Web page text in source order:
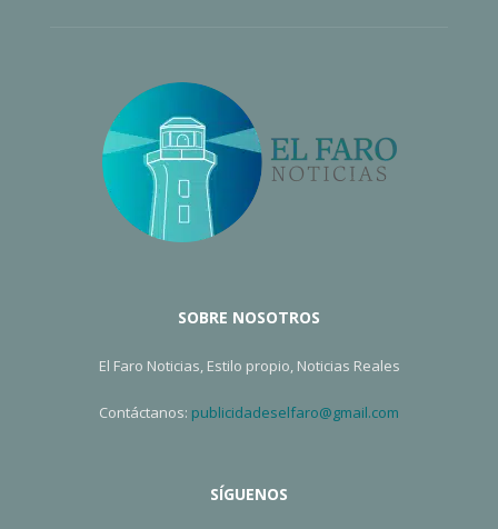
SOBRE NOSOTROS
El Faro Noticias, Estilo propio, Noticias Reales
Contáctanos: publicidadeselfaro@gmail.com
SÍGUENOS